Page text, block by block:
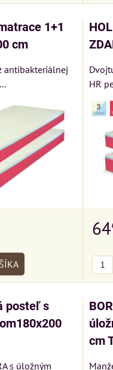
1+1
cm
antibakteriálnej
HR
posteľ s
s úložným
cm